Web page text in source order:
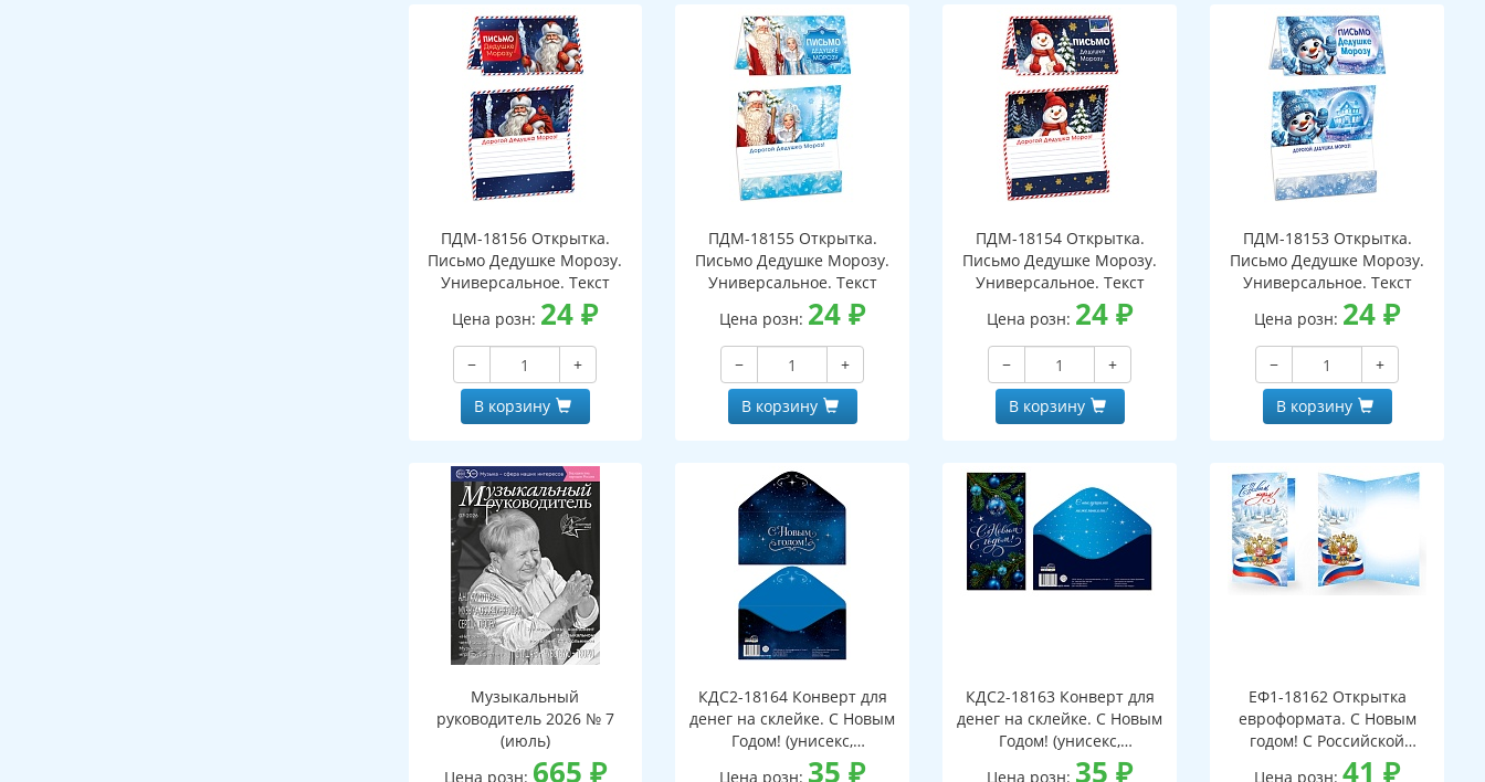
ПДМ-18156 Открытка.
Письмо Дедушке Морозу.
Универсальное. Текст
Цена розн: 24₽
−
+
В корзину
ПДМ-18155 Открытка.
Письмо Дедушке Морозу.
Универсальное. Текст
Цена розн: 24₽
−
+
В корзину
ПДМ-18154 Открытка.
Письмо Дедушке Морозу.
Универсальное. Текст
Цена розн: 24₽
−
+
В корзину
ПДМ-18153 Открытка.
Письмо Дедушке Морозу.
Универсальное. Текст
Цена розн: 24₽
−
+
В корзину
Музыкальный
руководитель 2026 № 7
(июль)
Цена розн: 665 ₽
КДС2-18164 Конверт для
денег на склейке. С Новым
Годом! (унисекс,
серебряная фольга)
Цена розн: 35₽
КДС2-18163 Конверт для
денег на склейке. С Новым
Годом! (унисекс,
серебряная фольга)
Цена розн: 35₽
ЕФ1-18162 Открытка
евроформата. С Новым
годом! С Российской
символикой. Без текста
Цена розн:41₽